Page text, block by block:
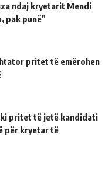
ndaj kryetarit Mendi
pak punë”
pritet të emërohen
pritet të jetë kandidati
për kryetar të